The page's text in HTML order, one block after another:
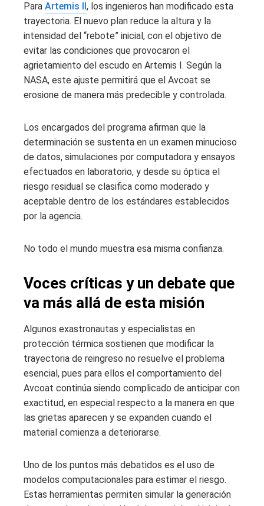
Para Artemis II , los ingenieros han modificado esta
trayectoria. El nuevo plan reduce la altura y la
intensidad del “rebote” inicial, con el objetivo de
evitar las condiciones que provocaron el
agrietamiento del escudo en Artemis I. Según la
NASA, este ajuste permitirá que el Avcoat se
erosione de manera más predecible y controlada.
Los encargados del programa afirman que la
determinación se sustenta en un examen minucioso
de datos, simulaciones por computadora y ensayos
efectuados en laboratorio, y desde su óptica el
riesgo residual se clasifica como moderado y
aceptable dentro de los estándares establecidos
por la agencia.
No todo el mundo muestra esa misma confianza.
Voces críticas y un debate que
va más allá de esta misión
Algunos exastronautas y especialistas en
protección térmica sostienen que modificar la
trayectoria de reingreso no resuelve el problema
esencial, pues para ellos el comportamiento del
Avcoat continúa siendo complicado de anticipar con
exactitud, en especial respecto a la manera en que
las grietas aparecen y se expanden cuando el
material comienza a deteriorarse.
Uno de los puntos más debatidos es el uso de
modelos computacionales para estimar el riesgo.
Estas herramientas permiten simular la generación